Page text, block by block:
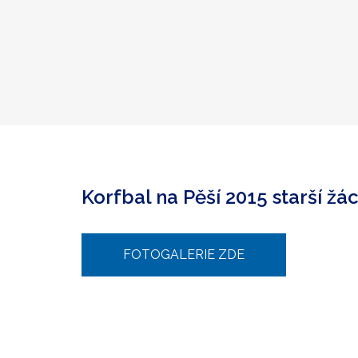
Korfbal na Pěší 2015 starší
FOTOGALERIE ZDE